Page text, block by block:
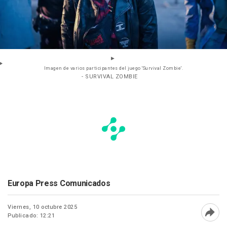
Imagen de varios participantes del juego 'Survival Zombie'.
- SURVIVAL ZOMBIE
Europa Press Comunicados
Viernes, 10 octubre 2025
Publicado: 12:21